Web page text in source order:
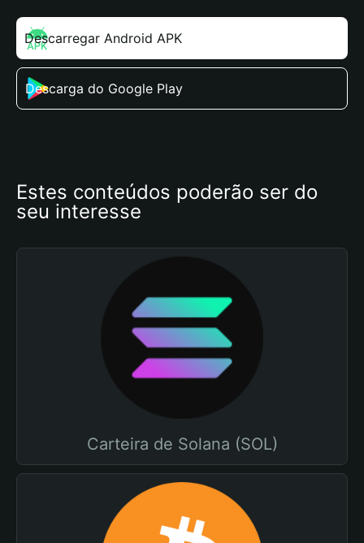
Descarregar Android APK
Descarga do Google Play
Estes conteúdos poderão ser do
seu interesse
Carteira de Solana (SOL)